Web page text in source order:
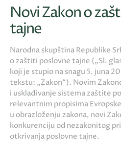
Novi Zakon o
tajne
Narodna skupština Republike
o zaštiti poslovne tajne („Sl.
koji je stupio na snagu 5. juna
tekstu: „Zakon“). Novim
i usklađivanje sistema zaštite
relevantnim propisima
u obrazloženju zakona, novi
konkurenciju od nezakonitog
otkrivanja poslovne tajne.